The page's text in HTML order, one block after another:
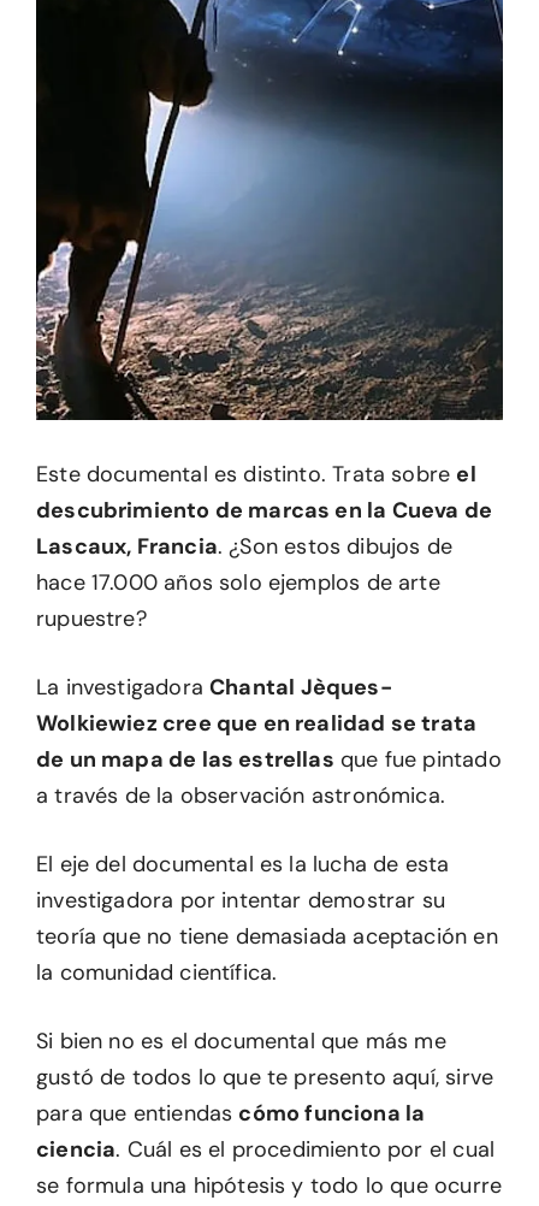
Este documental es distinto. Trata sobre el
descubrimiento de marcas en la Cueva de
Lascaux, Francia. ¿Son estos dibujos de
hace 17.000 años solo ejemplos de arte
rupuestre?
La investigadoraChantal Jèques-
Wolkiewiez cree que en realidad se trata
de un mapa de las estrellas que fue pintado
a través de la observación astronómica.
El eje del documental es la lucha de esta
investigadora por intentar demostrar su
teoría que no tiene demasiada aceptación en
la comunidad científica.
Si bien no es el documental que más me
gustó de todos lo que te presento aquí, sirve
para que entiendas cómo funciona la
ciencia. Cuál es el procedimiento por el cual
se formula una hipótesis y todo lo que ocurre